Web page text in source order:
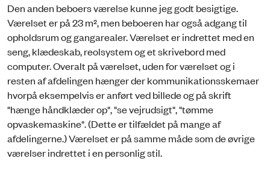
Den anden beboers værelse kunne jeg godt besigtige.
Værelset er på 23 m², men beboeren har også adgang til
opholdsrum og gangarealer. Værelset er indrettet med en
seng, klædeskab, reolsystem og et skrivebord med
computer. Overalt på værelset, uden for værelset og i
resten af afdelingen hænger der kommunikationsskemaer
hvorpå eksempelvis er anført ved billede og på skrift
"hænge håndklæder op", "se vejrudsigt", "tømme
opvaskemaskine". (Dette er tilfældet på mange af
afdelingerne.) Værelset er på samme måde som de øvrige
værelser indrettet i en personlig stil.